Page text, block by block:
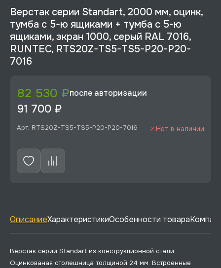
Верстак серии Standart, 2000 мм, оцинк,
тумба с 5-ю ящиками + тумба с 5-ю
ящиками, экран 1000, серый RAL 7016,
RUNTEC, RTS20Z-TS5-TS5-P20-P20-
7016
82 530 ₽после авторизации
91 700 ₽
Арт: RTS20Z-TS5-TS5-P20-P20-7016 Нет в наличии
ОписаниеХарактеристикиОсобенности товара
Верстак серии Standart из конструкционной стали.
Оцинкованая столешница толщиной 24 мм. Встроенные